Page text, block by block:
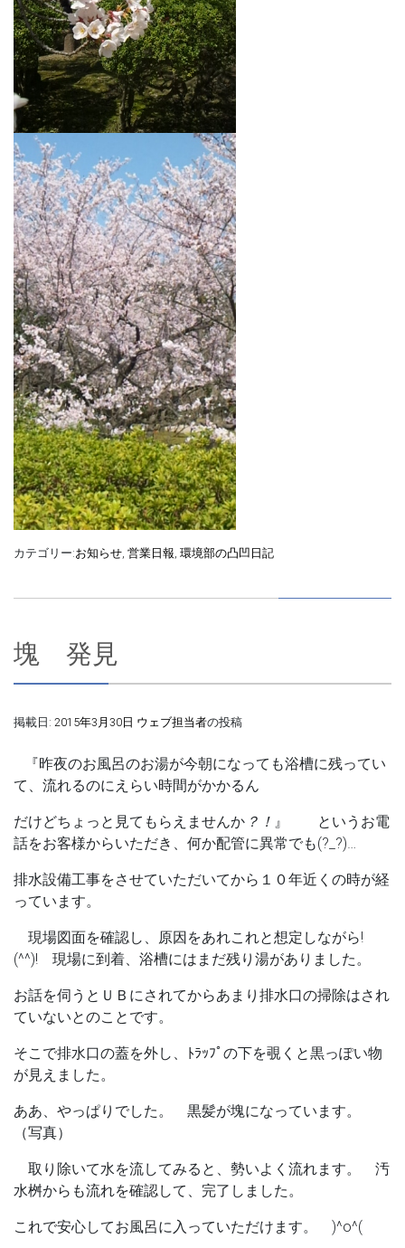
カテゴリー:お知らせ, 営業日報, 環境部の凸凹日記
塊 発見
掲載日: 2015年3月30日 ウェブ担当者の投稿
『昨夜のお風呂のお湯が今朝になっても浴槽に残ってい
て、流れるのにえらい時間がかかるん
だけどちょっと見てもらえませんか ？！ 』 というお電
話をお客様からいただき、何か配管に異常でも(?_?)…
排水設備工事をさせていただいてから１０年近くの時が経
っています。
現場図面を確認し、原因をあれこれと想定しながら!
(^^)! 現場に到着、浴槽にはまだ残り湯がありました。
お話を伺うとＵＢにされてからあまり排水口の掃除はされ
ていないとのことです。
そこで排水口の蓋を外し、ﾄﾗｯﾌﾟの下を覗くと黒っぽい物
が見えました。
ああ、やっぱりでした。 黒髪が塊になっています。
（写真）
取り除いて水を流してみると、勢いよく流れます。 汚
水桝からも流れを確認して、完了しました。
これで安心してお風呂に入っていただけます。 )^o^(